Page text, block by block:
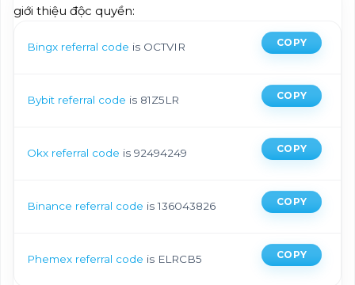
giới thiệu độc quyền:
Bingx referral code is OCTVIR COPY
Bybit referral code is 81Z5LR COPY
Okx referral code is 92494249 COPY
Binance referral code is 136043826 COPY
Phemex referral code is ELRCB5 COPY